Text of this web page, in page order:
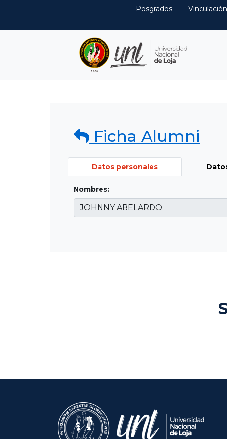
Posgrados
Ficha Alumni
Datos personales
Nombres: